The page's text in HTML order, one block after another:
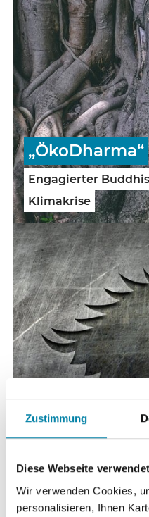
Zustimmung
Diese Webseite
Wir verwenden Cookies,
personalisieren, Ihnen
„ÖkoDharma“
Engagierter
Klimakrise
Game of
Ein Spiegel aktueller